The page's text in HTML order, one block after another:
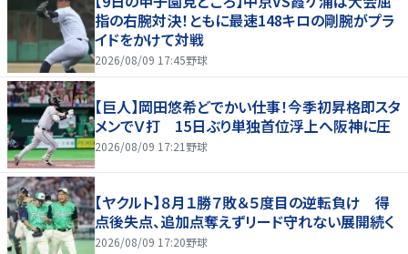
指の右腕対決！ともに最速148キロの剛腕がプラ
イドをかけて対戦
2026/08/09 17:45野球
【巨人】岡田悠希どでかい仕事！今季初昇格即スタ
メンでＶ打 15日ぶり単独首位浮上へ阪神に圧
2026/08/09 17:21 野球
【ヤクルト】８月１勝７敗＆５度目の逆転負け 得
点後失点、追加点奪えずリード守れない展開続く
2026/08/09 17:20野球